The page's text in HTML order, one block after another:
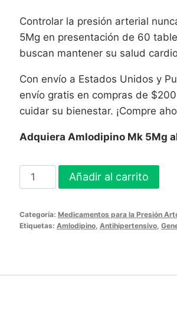
Controlar la presión arterial
5Mg en presentación de 60
buscan mantener su salud
Con envío a Estados Unidos y
envío gratis en compras de
cuidar su bienestar. ¡Compre
Adquiera Amlodipino Mk 5Mg
Amlodipino
Mk
-
Añadir al carrito
Categoría: Medicamentos para la Presión
Etiquetas: Amlodipino, Antihipertensivo,